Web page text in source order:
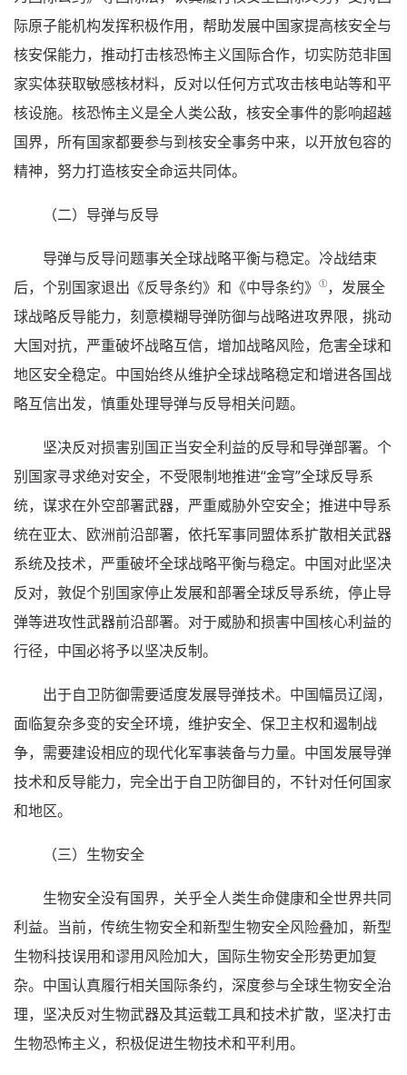
际原子能机构发挥积极作用，帮助发展中国家提高核安全与
核安保能力，推动打击核恐怖主义国际合作，切实防范非国
家实体获取敏感核材料，反对以任何方式攻击核电站等和平
核设施。核恐怖主义是全人类公敌，核安全事件的影响超越
国界，所有国家都要参与到核安全事务中来，以开放包容的
精神，努力打造核安全命运共同体。
（二）导弹与反导
导弹与反导问题事关全球战略平衡与稳定。冷战结束
后，个别国家退出《反导条约》和《中导条约》 ①，发展全
球战略反导能力，刻意模糊导弹防御与战略进攻界限，挑动
大国对抗，严重破坏战略互信，增加战略风险，危害全球和
地区安全稳定。中国始终从维护全球战略稳定和增进各国战
略互信出发，慎重处理导弹与反导相关问题。
坚决反对损害别国正当安全利益的反导和导弹部署。个
别国家寻求绝对安全，不受限制地推进“金穹”全球反导系
统，谋求在外空部署武器，严重威胁外空安全；推进中导系
统在亚太、欧洲前沿部署，依托军事同盟体系扩散相关武器
系统及技术，严重破坏全球战略平衡与稳定。中国对此坚决
反对，敦促个别国家停止发展和部署全球反导系统，停止导
弹等进攻性武器前沿部署。对于威胁和损害中国核心利益的
行径，中国必将予以坚决反制。
出于自卫防御需要适度发展导弹技术。中国幅员辽阔，
面临复杂多变的安全环境，维护安全、保卫主权和遏制战
争，需要建设相应的现代化军事装备与力量。中国发展导弹
技术和反导能力，完全出于自卫防御目的，不针对任何国家
和地区。
（三）生物安全
生物安全没有国界，关乎全人类生命健康和全世界共同
利益。当前，传统生物安全和新型生物安全风险叠加，新型
生物科技误用和谬用风险加大，国际生物安全形势更加复
杂。中国认真履行相关国际条约，深度参与全球生物安全治
理，坚决反对生物武器及其运载工具和技术扩散，坚决打击
生物恐怖主义，积极促进生物技术和平利用。